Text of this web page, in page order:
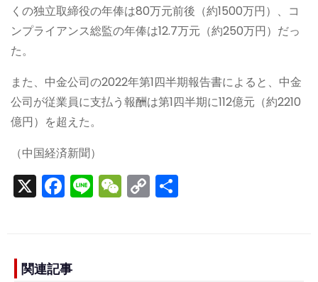
くの独立取締役の年俸は80万元前後（約1500万円）、コ
ンプライアンス総監の年俸は12.7万元（約250万円）だっ
た。
また、中金公司の2022年第1四半期報告書によると、中金
公司が従業員に支払う報酬は第1四半期に112億元（約2210
億円）を超えた。
（中国経済新聞）
X F
a
e
Li
n
W
e
C
o
関連記事